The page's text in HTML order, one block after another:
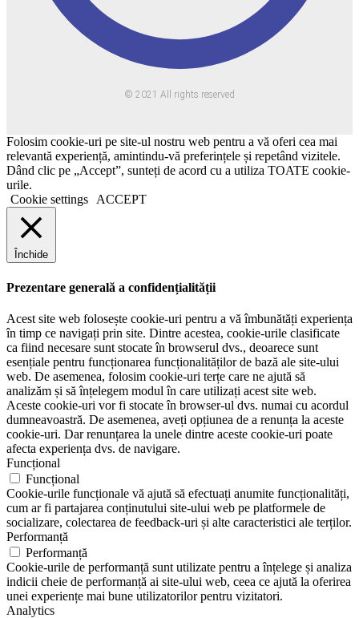
© 2021 All rights reserved
Folosim cookie-uri pe site-ul nostru web pentru a vă oferi cea mai
relevantă experiență, amintindu-vă preferințele și repetând vizitele.
Dând clic pe „Accept”, sunteți de acord cu a utiliza TOATE cookie-
urile.
Cookie settings ACCEPT
Închide
Prezentare generală a confidențialității
Acest site web folosește cookie-uri pentru a vă îmbunătăți experiența
în timp ce navigați prin site. Dintre acestea, cookie-urile clasificate
ca fiind necesare sunt stocate în browserul dvs., deoarece sunt
esențiale pentru funcționarea funcționalităților de bază ale site-ului
web. De asemenea, folosim cookie-uri terțe care ne ajută să
analizăm și să înțelegem modul în care utilizați acest site web.
Aceste cookie-uri vor fi stocate în browser-ul dvs. numai cu acordul
dumneavoastră. De asemenea, aveți opțiunea de a renunța la aceste
cookie-uri. Dar renunțarea la unele dintre aceste cookie-uri poate
afecta experiența dvs. de navigare.
Funcțional
Funcțional
Cookie-urile funcționale vă ajută să efectuați anumite funcționalități,
cum ar fi partajarea conținutului site-ului web pe platformele de
socializare, colectarea de feedback-uri și alte caracteristici ale terților.
Performanță
Performanță
Cookie-urile de performanță sunt utilizate pentru a înțelege și analiza
indicii cheie de performanță ai site-ului web, ceea ce ajută la oferirea
unei experiențe mai bune utilizatorilor pentru vizitatori.
Analytics